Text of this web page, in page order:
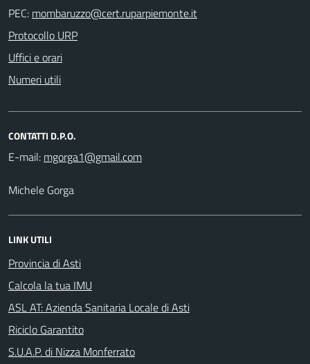
PEC:
Protocollo URP
Uffici e orari
Numeri utili
CONTATTI D.P.O.
E-mail:
Michele Gorga
LINK UTILI
Provincia di Asti
Calcola la tua IMU
ASL AT: Azienda Sanitaria Locale di Asti
Riciclo Garantito
S.U.A.P. di Nizza Monferrato